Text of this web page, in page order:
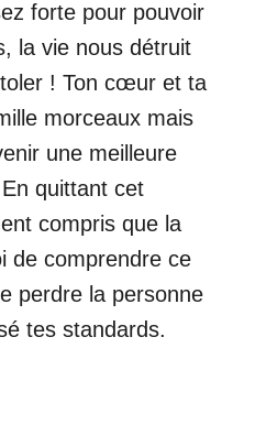
forte pour pouvoir
la vie nous détruit
! Ton cœur et ta
morceaux mais
une meilleure
quittant cet
compris que la
de comprendre ce
perdre la personne
tes standards.